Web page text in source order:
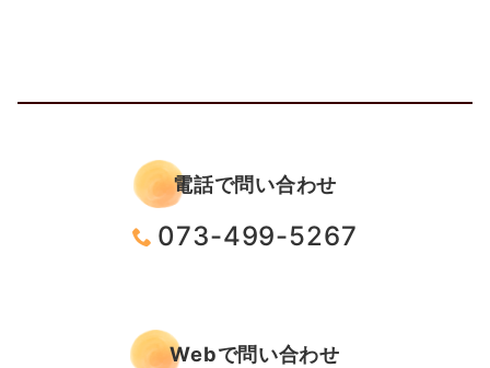
電話で問い合わせ
073-499-5267
Webで問い合わせ